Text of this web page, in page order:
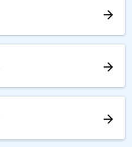
arrow_forward
arrow_forward
arrow_forward